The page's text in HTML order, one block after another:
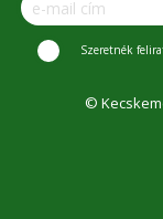
Szeretnék
©